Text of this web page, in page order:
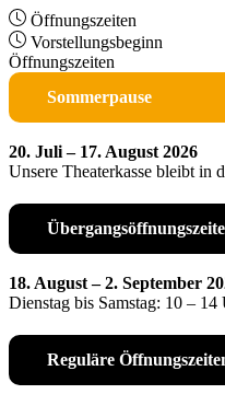
Öffnungszeiten
Vorstellungsbeginn
Öffnungszeiten
Sommerpause
20. Juli – 17. August 2026
Unsere Theaterkasse bleibt in
18. August – 2. September
Dienstag bis Samstag: 10 – 14
Reguläre